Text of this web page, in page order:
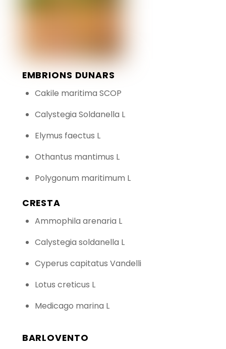
EMBRIONS DUNARS
Cakile maritima SCOP
Calystegia Soldanella L
Elymus faectus L
Othantus mantimus L
Polygonum maritimum L
CRESTA
Ammophila arenaria L
Calystegia soldanella L
Cyperus capitatus Vandelli
Lotus creticus L
Medicago marina L
BARLOVENTO